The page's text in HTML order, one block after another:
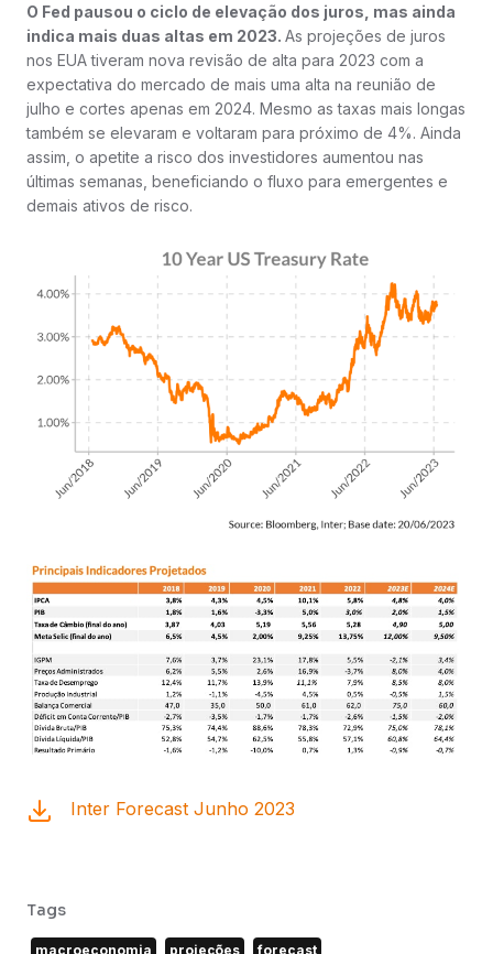
O Fed pausou o ciclo de elevação dos juros, mas ainda
indica mais duas altas em 2023. As projeções de juros
nos EUA tiveram nova revisão de alta para 2023 com a
expectativa do mercado de mais uma alta na reunião de
julho e cortes apenas em 2024. Mesmo as taxas mais longas
também se elevaram e voltaram para próximo de 4%. Ainda
assim, o apetite a risco dos investidores aumentou nas
últimas semanas, beneficiando o fluxo para emergentes e
demais ativos de risco.
Inter Forecast Junho 2023
Tags
macroeconomia projeções forecast